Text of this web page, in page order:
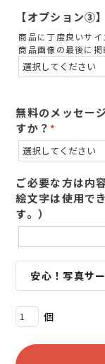
【オプション③】
商品に丁度良いサ
商品画像の最後に掲
無料のメッセー
すか？
(
必
)
ご必要な方は内
絵文字は使用で
す。）
安心！写真サ